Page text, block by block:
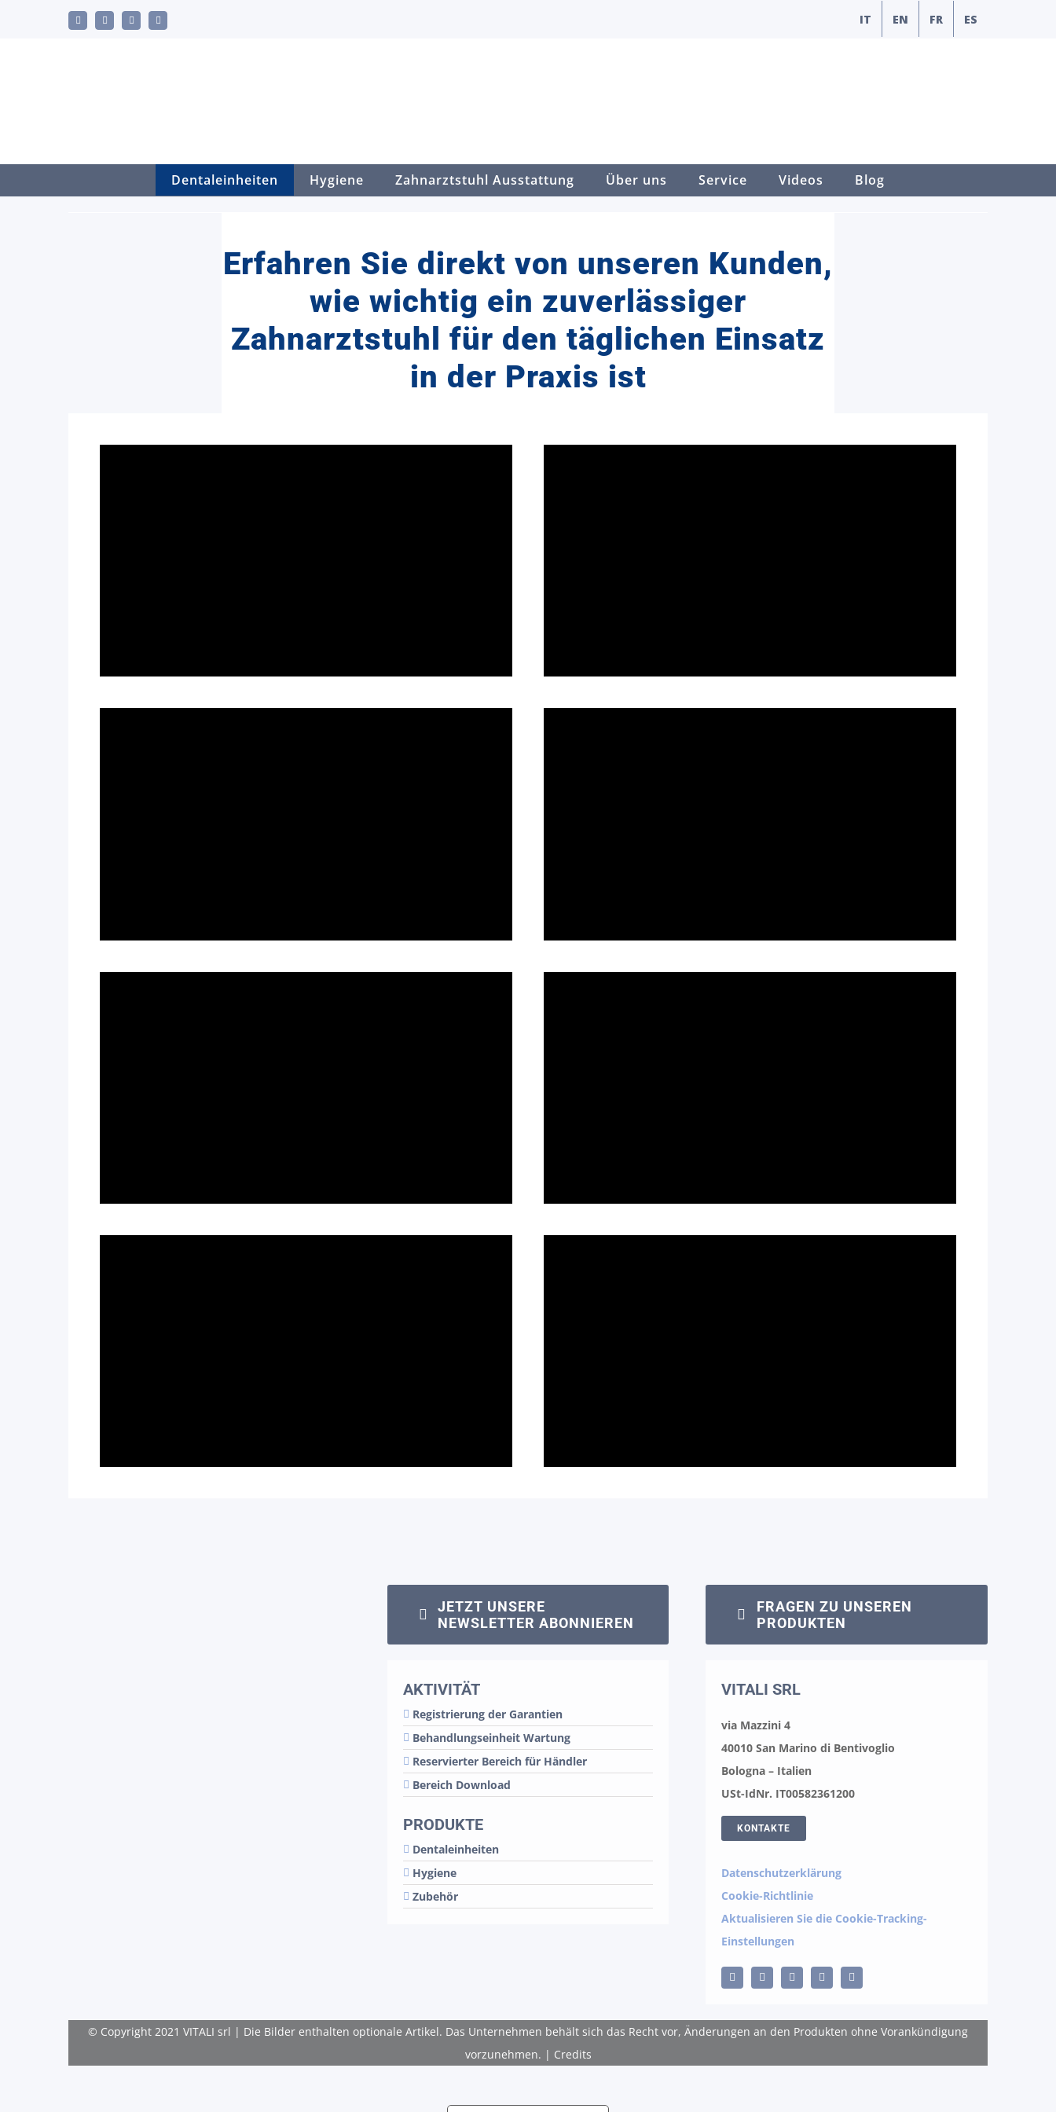
LinkedInYouTubeFacebook
E-
Mail
IT EN FR ES
Dentaleinheiten Hygiene Zahnarztstuhl Ausstattung Über uns Service Videos Blog
Erfahren Sie direkt von unseren Kunden,
wie wichtig ein zuverlässiger
Zahnarztstuhl für den täglichen Einsatz
in der Praxis ist
JETZT UNSERE
NEWSLETTER ABONNIEREN
FRAGEN ZU UNSEREN
PRODUKTEN
AKTIVITÄT
Registrierung der Garantien
Behandlungseinheit Wartung
Reservierter Bereich für Händler
Bereich Download
PRODUKTE
Dentaleinheiten
Hygiene
Zubehör
VITALI SRL
via Mazzini 4
40010 San Marino di Bentivoglio
Bologna – Italien
USt-IdNr. IT00582361200
KONTAKTE
Datenschutzerklärung
Cookie-Richtlinie
Aktualisieren Sie die Cookie-Tracking-
Einstellungen
© Copyright 2021 VITALI srl | Die Bilder enthalten optionale Artikel. Das Unternehmen behält sich das Recht vor, Änderungen an den Produkten ohne Vorankündigung
vorzunehmen. | Credits